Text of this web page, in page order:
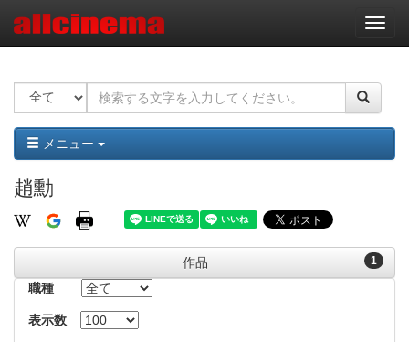
ナ
ビ
ー
ョ
ン
メニュー
趙勳
1
作品
職種
表示数